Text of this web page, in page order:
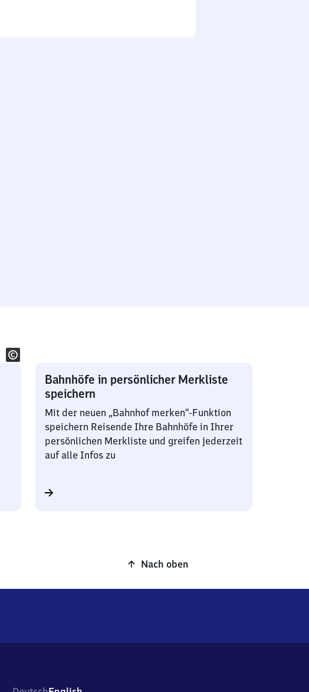
Bahnhöfe in persönlicher Merkliste
speichern
Mit der neuen „Bahnhof merken“-Funktion
speichern Reisende Ihre Bahnhöfe in Ihrer
persönlichen Merkliste und greifen jederzeit
auf alle Infos zu
Nach oben